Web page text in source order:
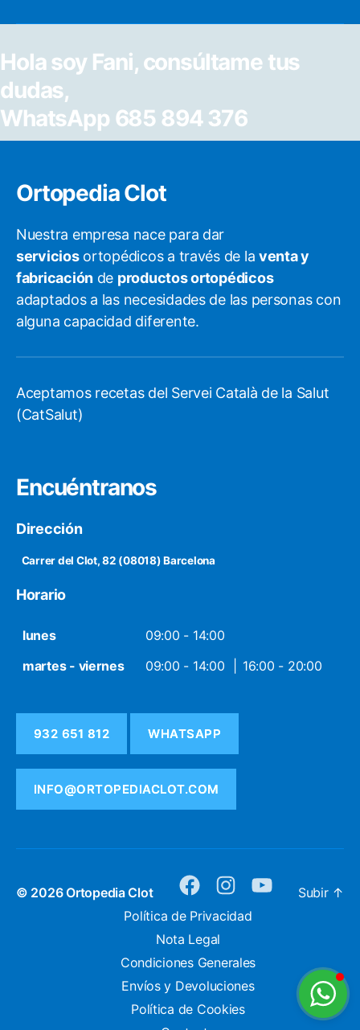
Hola soy Fani, consúltame tus
dudas,
WhatsApp 685 894 376
Ortopedia Clot
Nuestra empresa nace para dar
serviciosortopédicos a través de laventa y
fabricación de productos ortopédicos
adaptados a las necesidades de las personas con
alguna capacidad diferente.
Aceptamos recetas del Servei Català de la Salut
(CatSalut)
Encuéntranos
Dirección
Carrer del Clot, 82 (08018) Barcelona
Horario
lunes
09:00 - 14:00
martes - viernes
09:00 - 14:00 16:00 - 20:00
932 651 812 WHATSAPP
INFO@ORTOPEDIACLOT.COM
© 2026Ortopedia Clot facebookinstagramyoutubeSubir ↑
Política de Privacidad
Nota Legal
Condiciones Generales
Envíos y Devoluciones
Política de Cookies